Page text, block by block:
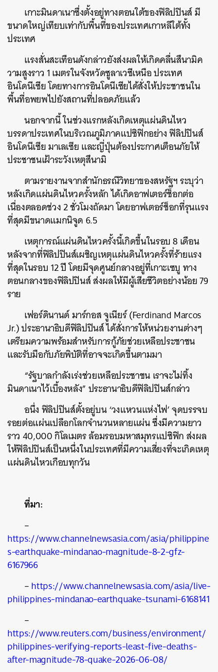
เกาะมินดาเนาซึ่งตั้งอยู่ทางตอนใต้ของฟิลิปปินส์ มี
ขนาดใหญ่เทียบเท่ากับพื้นที่ของประเทศเกาหลีใต้ทั้ง
ประเทศ
แรงสั่นสะเทือนดังกล่าวยังส่งผลให้เกิดคลื่นสึนามิค
วามสูงราว 1 เมตรในจังหวัดซูลาเวซีเหนือ ประเทศ
อินโดนีเซีย โดยทางการอินโดนีเซียได้สั่งให้ประชาชนใน
พื้นที่อพยพไปยังสถานที่ปลอดภัยแล้ว
นอกจากนี้ ในช่วงแรกหลังเกิดเหตุแผ่นดินไหว
บรรดาประเทศในบริเวณภูมิภาคแปซิฟิกอย่าง ฟิลิปปินส์
อินโดนีเซีย มาเลเซีย และญี่ปุ่นต้องประกาศเตือนภัยให้
ประชาชนเฝ้าระวังเหตุสึนามิ
ตามรายงานจากสำนักธรณีวิทยาของสหรัฐฯ ระบุว่า
หลังเกิดแผ่นดินไหวครั้งหลัก ได้เกิดอาฟเตอร์ช็อกต่อ
เนื่องตลอดช่วง 2 ชั่วโมงถัดมา โดยอาฟเตอร์ช็อกที่รุนแรง
ที่สุดมีขนาดแมกนิจูด 6.5
เหตุการณ์แผ่นดินไหวครั้งนี้เกิดขึ้นในรอบ 8 เดือน
หลังจากที่ฟิลิปปินส์เผชิญเหตุแผ่นดินไหวครั้งที่ร้ายแรง
ที่สุดในรอบ 12 ปี โดยมีจุดศูนย์กลางอยู่ที่เกาะเซบู ทาง
ตอนกลางของฟิลิปปินส์ ส่งผลให้มีผู้เสียชีวิตอย่างน้อย 79
ราย
เฟอร์ดินานด์ มาร์กอส จูเนียร์ (Ferdinand Marcos
Jr.) ประธานาธิบดีฟิลิปปินส์ ได้สั่งการให้หน่วยงานต่างๆ
เตรียมความพร้อมสำหรับการกู้ภัยช่วยเหลือประชาชน
และรับมือกับภัยพิบัติที่อาจจะเกิดขึ้นตามมา
“รัฐบาลกำลังเร่งช่วยเหลือประชาชน เราจะไม่ทิ้ง
มินดาเนาไว้เบื้องหลัง” ประธานาธิบดีฟิลิปปินส์กล่าว
อนึ่ง ฟิลิปปินส์ตั้งอยู่บน ‘วงแหวนแห่งไฟ’ จุดบรรจบ
รอยต่อแผ่นเปลือกโลกจำนวนหลายแผ่น ซึ่งมีความยาว
ราว 40,000 กิโลเมตร ล้อมรอบมหาสมุทรแปซิฟิก ส่งผล
ให้ฟิลิปปินส์เป็นหนึ่งในประเทศที่มีความเสี่ยงที่จะเกิดเหตุ
แผ่นดินไหวเกือบทุกวัน
ที่มา:
–
https://www.channelnewsasia.com/asia/philippine
s-earthquake-mindanao-magnitude-8-2-gfz-
6167966
–https://www.channelnewsasia.com/asia/live-
philippines-mindanao-earthquake-tsunami-6168141
–
https://www.reuters.com/business/environment/
philippines-verifying-reports-least-five-deaths-
after-magnitude-78-quake-2026-06-08/